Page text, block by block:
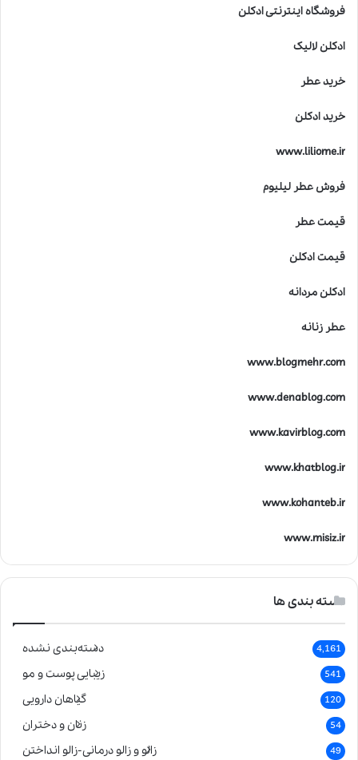
فروشگاه اینترنتی ادکلن
ادکلن لالیک
خرید عطر
خرید ادکلن
www.liliome.ir
فروش عطر لیلیوم
قیمت عطر
قیمت ادکلن
ادکلن مردانه
عطر زنانه
www.blogmehr.com
www.denablog.com
www.kavirblog.com
www.khatblog.ir
www.kohanteb.ir
www.misiz.ir
دسته بندی ها
دسته‌بندی نشده 4,161
زیبایی پوست و مو 541
گیاهان دارویی 120
زنان و دختران 54
زالو و زالو درمانی-زالو انداختن 49